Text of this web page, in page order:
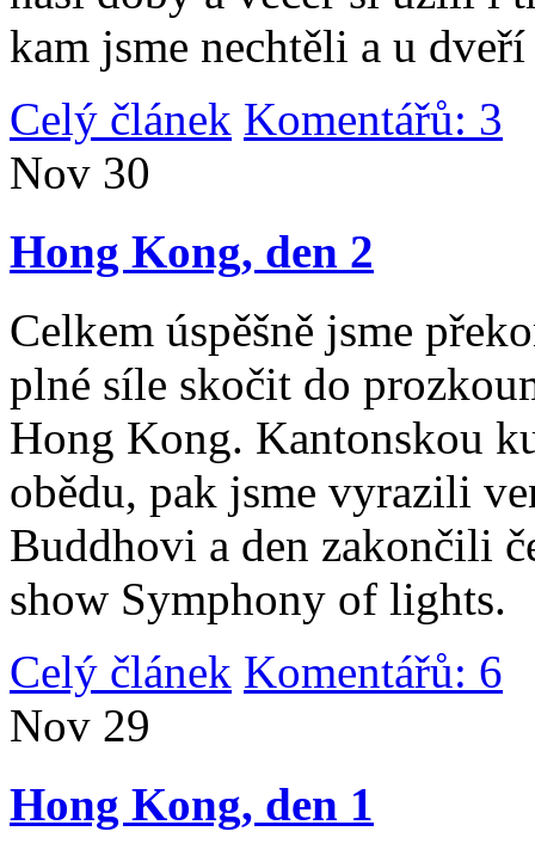
kam jsme nechtěli a u
Celý článek Komentářů: 3
Nov 30
Hong Kong, den 2
Celkem úspěšně jsme
plné síle skočit do
Hong Kong. Kantonskou
obědu, pak jsme vyrazili
Buddhovi a den zakončili
show Symphony of lights.
Celý článek Komentářů: 6
Nov 29
Hong Kong, den 1